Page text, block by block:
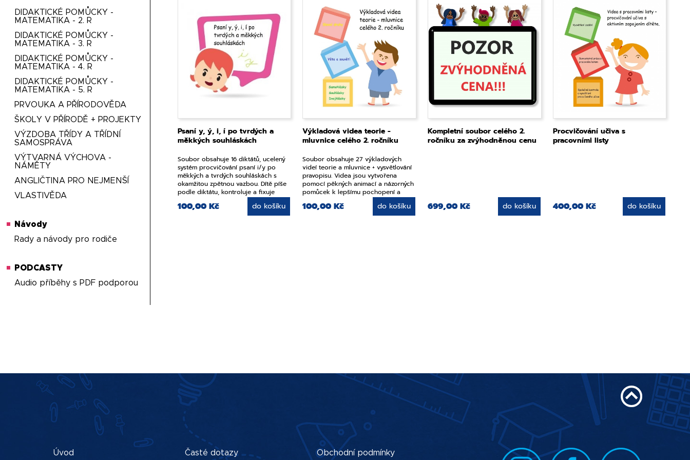
DIDAKTICKÉ POMŮCKY -
MATEMATIKA - 2. R
DIDAKTICKÉ POMŮCKY -
MATEMATIKA - 3. R
DIDAKTICKÉ POMŮCKY -
MATEMATIKA - 4. R
DIDAKTICKÉ POMŮCKY -
MATEMATIKA - 5. R
PRVOUKA A PŘÍRODOVĚDA
ŠKOLY V PŘÍRODĚ + PROJEKTY
VÝZDOBA TŘÍDY A TŘÍDNÍ
SAMOSPRÁVA
VÝTVARNÁ VÝCHOVA -
NÁMĚTY
ANGLIČTINA PRO NEJMENŠÍ
VLASTIVĚDA
Návody
Rady a návody pro rodiče
PODCASTY
Audio příběhy s PDF podporou
Psaní y, ý, i, í po tvrdých a
měkkých souhláskách
Soubor obsahuje 16 diktátů, ucelený
systém procvičování psaní i/y po
měkkých a tvrdých souhláskách s
okamžitou zpětnou vazbou. Dítě píše
podle diktátu, kontroluje a fixuje
100,00 Kč do košíku
Výkladová videa teorie -
mluvnice celého 2. ročníku
Soubor obsahuje 27 výkladových
videí teorie a mluvnice + vysvětlování
pravopisu. Videa jsou vytvořena
pomocí pěkných animací a názorných
pomůcek k lepšímu pochopení a
100,00 Kč do košíku
Kompletní soubor celého 2.
ročníku za zvýhodněnou cenu
699,00 Kč do košíku
Procvičování učiva s
pracovními listy
400,00 Kč do košíku
Úvod Časté dotazy Obchodní podmínky